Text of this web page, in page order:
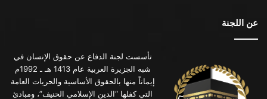
عن اللجنة
تأسست لجنة الدفاع عن حقوق الإنسان في
شبه الجزيرة العربية عام 1413 هـ ـ 1992م
إيماناً منها بالحقوق الأساسية والحريات العامة
التي كفلها “الدين الإسلامي الحنيف”، ومبادئ